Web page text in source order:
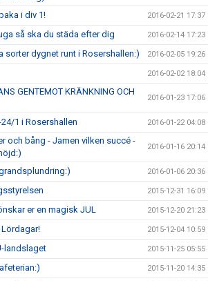
i div 1! 2016-02-21 17:37
så ska du städa efter dig 2016-02-14 17:23
dygnet runt i Rosershallen:) 2016-02-05 19:26
2016-02-02 18:04
GENTEMOT KRÄNKNING OCH
2016-01-23 17:06
1 i Rosershallen 2016-01-22 04:08
och bång - Jamen vilken succé -
2016-01-16 20:14
2016-01-06 20:36
2015-12-31 16:09
er en magisk JUL 2015-12-20 21:23
2015-12-04 10:59
landslaget 2015-11-25 05:55
2015-11-20 14:35